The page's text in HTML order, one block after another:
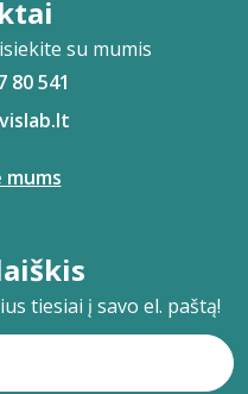
su mumis
80 541
tiesiai į savo el. paštą!